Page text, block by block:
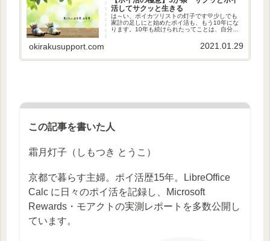
活してサクッと生きる
は～い、ポイカツリストの灯子です💛少しでも
家計の足しにと始めたポイ活も、もう10年にな
ります。10年も続けられたってことは、自分に
長くポイ活を続けるうえでの【極意】について
okirakusupport.com 2021.01.29
この記事を書いた人
霜月灯子（しもつき とうこ）
京都で暮らす主婦。ポイ活歴15年。LibreOffice
Calc に日々のポイ活を記録し、Microsoft
Rewards・モアクトの実測レポートを多数公開し
ています。